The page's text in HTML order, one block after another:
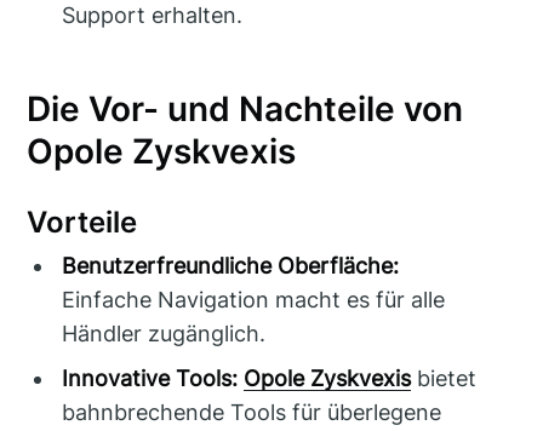
Support erhalten.
Die Vor- und Nachteile von
Opole Zyskvexis
Vorteile
Benutzerfreundliche Oberfläche:
Einfache Navigation macht es für alle
Händler zugänglich.
Innovative Tools: Opole Zyskvexisbietet
bahnbrechende Tools für überlegene